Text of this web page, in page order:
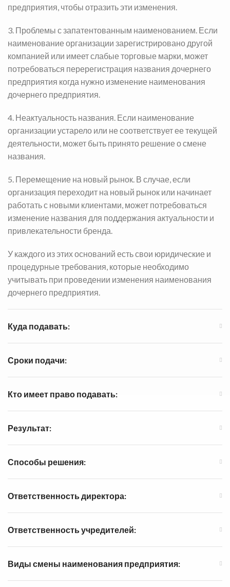
предприятия, чтобы отразить эти изменения.
3. Проблемы с запатентованным наименованием. Если
наименование организации зарегистрировано другой
компанией или имеет слабые торговые марки, может
потребоваться перерегистрация названия дочернего
предприятия когда нужно изменение наименования
дочернего предприятия.
4. Неактуальность названия. Если наименование
организации устарело или не соответствует ее текущей
деятельности, может быть принято решение о смене
названия.
5. Перемещение на новый рынок. В случае, если
организация переходит на новый рынок или начинает
работать с новыми клиентами, может потребоваться
изменение названия для поддержания актуальности и
привлекательности бренда.
У каждого из этих оснований есть свои юридические и
процедурные требования, которые необходимо
учитывать при проведении изменения наименования
дочернего предприятия.
Куда подавать:
Сроки подачи:
Кто имеет право подавать:
Результат:
Способы решения:
Ответственность директора:
Ответственность учредителей:
Виды смены наименования предприятия: